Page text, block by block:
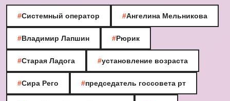
#Системный оператор #Ангелина Мельникова
#Владимир Лапшин #Рюрик
#Старая Ладога #установление возраста
#Сира Рего #председатель госсовета рт